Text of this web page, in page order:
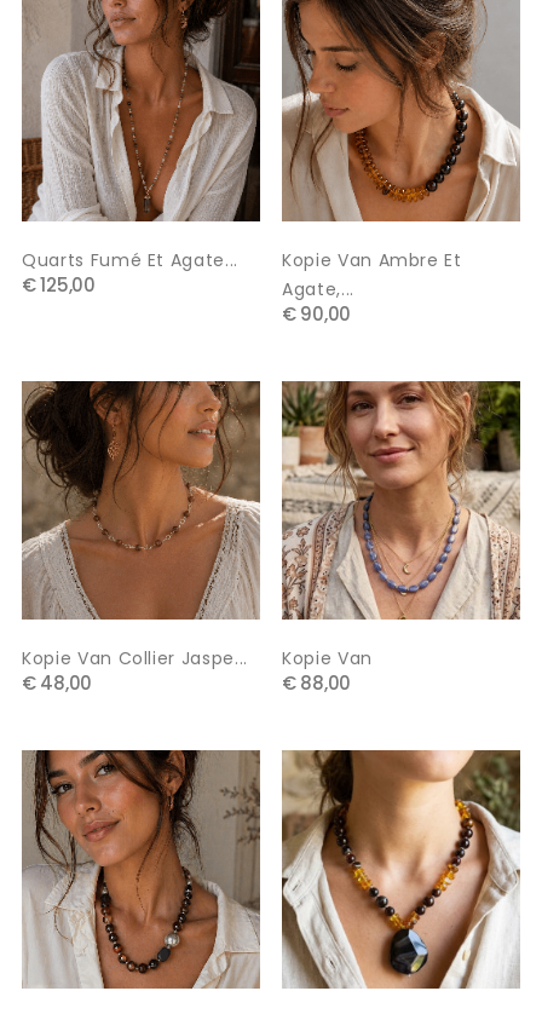
Quarts Fumé Et Agate...
€ 125,00
Kopie Van Ambre Et
Agate,...
€ 90,00
Kopie Van Collier Jaspe...
€ 48,00
Kopie Van
€ 88,00